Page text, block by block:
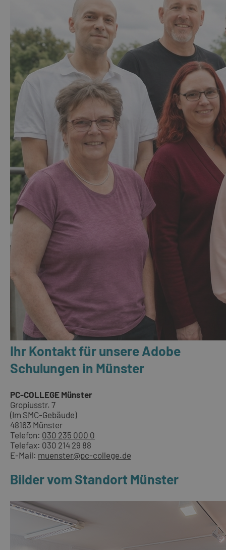
Ihr Kontakt für unsere Adobe
Schulungen in Münster
PC-COLLEGE Münster
Gropiusstr. 7
(Im SMC-Gebäude)
48163 Münster
Telefon: 030 235 000 0
Telefax: 030 214 29 88
E-Mail: muenster@pc-college.de
Bilder vom Standort Münster